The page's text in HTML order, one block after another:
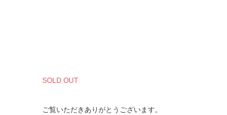
SOLD OUT
ご覧いただきありがとうございます。